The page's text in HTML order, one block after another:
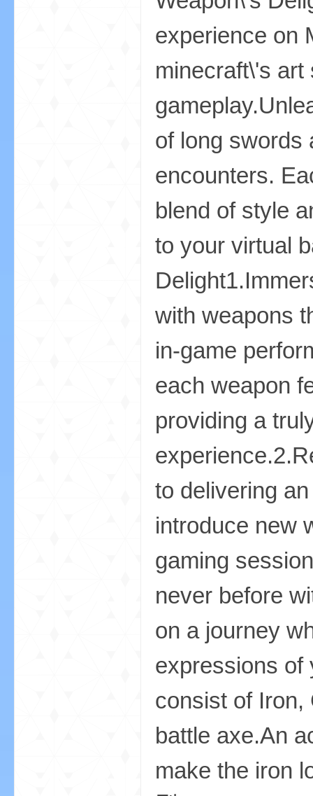
experience on
minecraft\'s
of long swords
encounters.
blend of style
to your virtual
with weapons
in-game
each weapon
providing a
to delivering
introduce new
gaming
never before
on a journey
expressions of
consist of Iron,
battle axe.An
make the iron